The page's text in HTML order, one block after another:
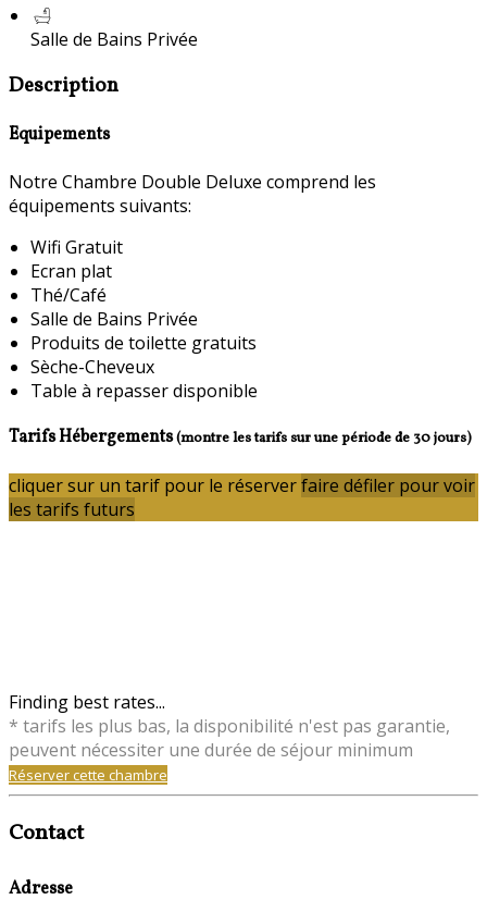
Salle de Bains Privée
Description
Equipements
Notre Chambre Double Deluxe comprend les
équipements suivants:
Wifi Gratuit
Ecran plat
Thé/Café
Salle de Bains Privée
Produits de toilette gratuits
Sèche-Cheveux
Table à repasser disponible
Tarifs Hébergements(montre les tarifs sur une période de 30 jours)
cliquer sur un tarif pour le réserverfaire défiler pour voir
les tarifs futurs
Finding best rates...
* tarifs les plus bas, la disponibilité n'est pas garantie,
peuvent nécessiter une durée de séjour minimum
Réserver cette chambre
Contact
Adresse